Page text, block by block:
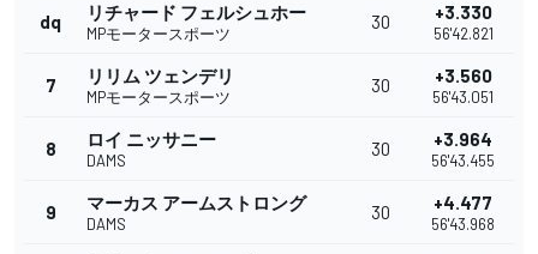
dq リチャード フェルシュホー
MPモータースポーツ
30 +3.330
56'42.821
7 リリム ツェンデリ
MPモータースポーツ
30 +3.560
56'43.051
8 ロイ ニッサニー
DAMS
30 +3.964
56'43.455
9 マーカス アームストロング
DAMS
30 +4.477
56'43.968